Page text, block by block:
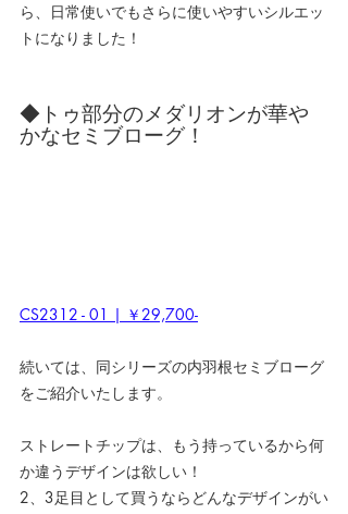
ら、日常使いでもさらに使いやすいシルエッ
トになりました！
◆トゥ部分のメダリオンが華や
かなセミブローグ！
CS2312 - 01 | ￥29,700-
続いては、同シリーズの内羽根セミブローグ
をご紹介いたします。
ストレートチップは、もう持っているから何
か違うデザインは欲しい！
2、3足目として買うならどんなデザインがい